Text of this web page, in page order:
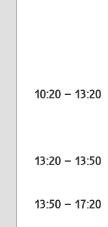
10:20 – 13:20
13:20 – 13:50
13:50 – 17:20